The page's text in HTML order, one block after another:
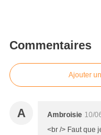
Commentaires
Ajouter
A Ambroisie 10/
<br /> Faut que